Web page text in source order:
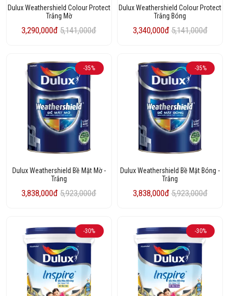
Dulux Weathershield Colour Protect
Trắng Mờ
3,290,000đ 5,141,000đ
Dulux Weathershield Colour Protect
Trắng Bóng
3,340,000đ 5,141,000đ
-35%
Dulux Weathershield Bề Mặt Mờ -
Trắng
3,838,000đ 5,923,000đ
-35%
Dulux Weathershield Bề Mặt Bóng -
Trắng
3,838,000đ 5,923,000đ
-30% -30%